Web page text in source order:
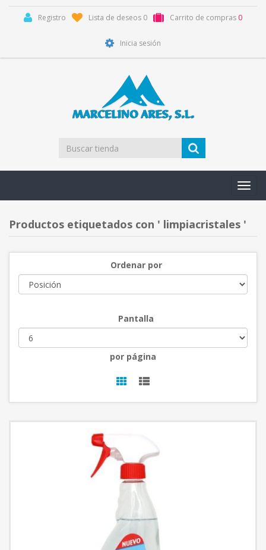
Registro Lista de deseos 0 Carrito de compras 0
Inicia sesión
Productos etiquetados con ' limpiacristales '
Ordenar por
Pantalla
por página